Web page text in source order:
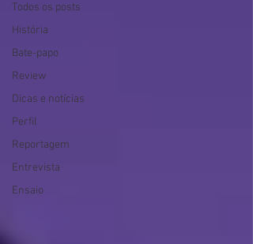
Todos os posts
História
Bate-papo
Review
Dicas e notícias
Perfil
Reportagem
Entrevista
Ensaio